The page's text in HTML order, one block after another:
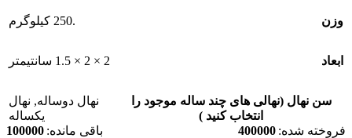
وزن .250 کیلوگرم
ابعاد 2 × 2 × 1.5 سانتیمتر
سن نهال (نهالی های چند ساله موجود را
انتخاب کنید )
نهال دوساله, نهال
یکساله
فروخته شده: 400000 باقی مانده: 100000